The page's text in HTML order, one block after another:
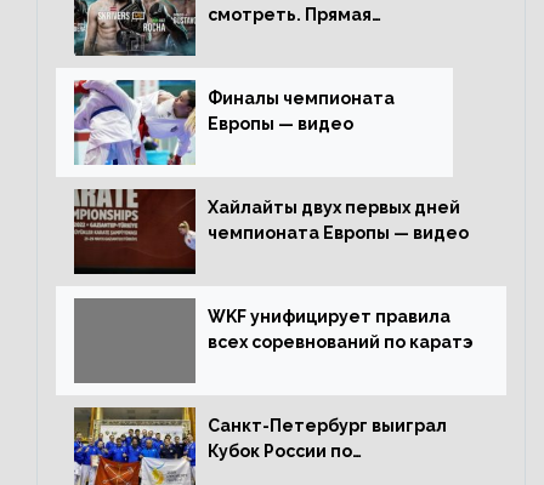
смотреть. Прямая
Финалы чемпионата
Европы — видео
Хайлайты двух первых дней
чемпионата Европы — видео
WKF унифицирует правила
всех соревнований по каратэ
Санкт-Петербург выиграл
Кубок России по